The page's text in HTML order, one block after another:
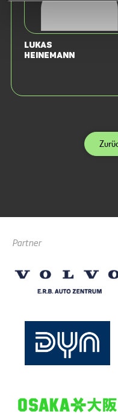
Lukas
Heinemann
Partner